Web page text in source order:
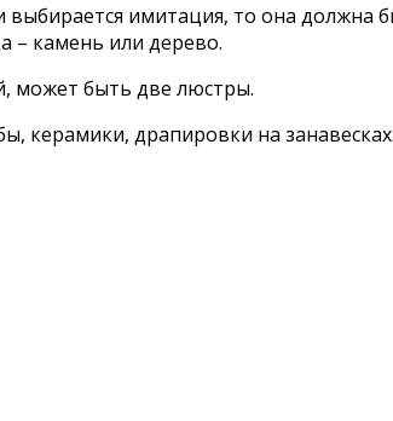
выбирается имитация, то она должна
– камень или дерево.
может быть две люстры.
керамики, драпировки на